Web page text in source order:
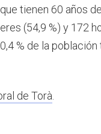
tienen 60 años
(54,9 %) y 172
% de la
de Torà